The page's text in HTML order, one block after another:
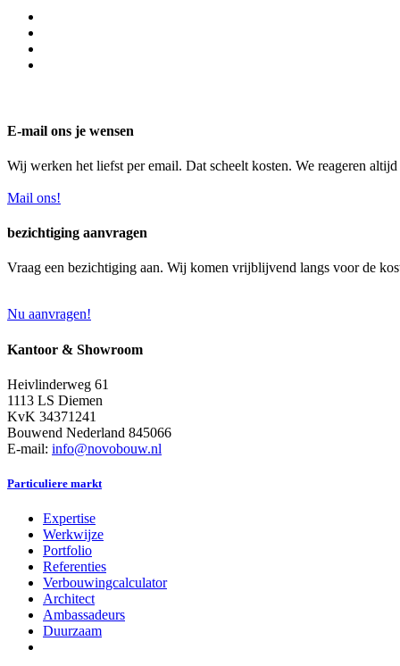
E-mail ons je wensen
Wij werken het liefst per email. Dat scheelt kosten. We reageren
Mail ons!
bezichtiging aanvragen
Vraag een bezichtiging aan. Wij komen vrijblijvend langs voor de
Nu aanvragen!
Kantoor & Showroom
Heivlinderweg 61
1113 LS Diemen
KvK 34371241
Bouwend Nederland 845066
E-mail: info@novobouw.nl
Particuliere markt
Expertise
Werkwijze
Portfolio
Referenties
Verbouwingcalculator
Architect
Ambassadeurs
Duurzaam